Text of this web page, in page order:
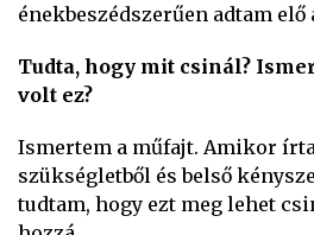
énekbeszédszerűen adtam elő
Tudta, hogy mit csinál?
volt ez?
Ismertem a műfajt. Amikor
szükségletből és belső
tudtam, hogy ezt meg lehet